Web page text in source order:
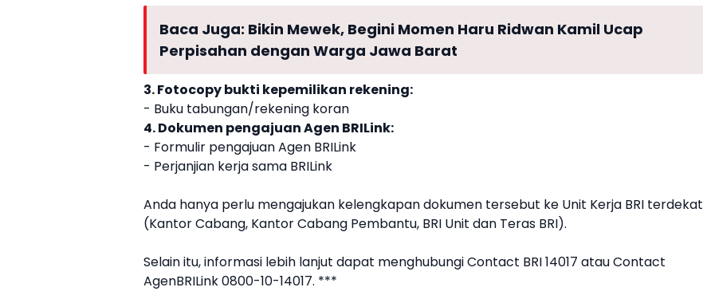
Baca Juga: Bikin Mewek, Begini Momen Haru Ridwan Kamil Ucap
Perpisahan dengan Warga Jawa Barat
3. Fotocopy bukti kepemilikan rekening:
- Buku tabungan/rekening koran
4. Dokumen pengajuan Agen BRILink:
- Formulir pengajuan Agen BRILink
- Perjanjian kerja sama BRILink
Anda hanya perlu mengajukan kelengkapandokumen tersebut ke Unit Kerja BRI terdekat
(Kantor Cabang, Kantor Cabang Pembantu, BRI Unit dan Teras BRI).
Selain itu, informasi lebih lanjut dapat menghubungi Contact BRI 14017 atau Contact
AgenBRILink 0800-10-14017. ***